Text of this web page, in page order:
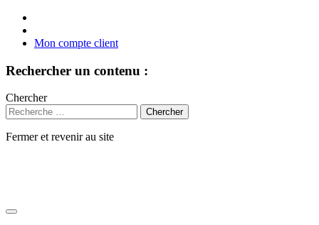
Mon compte client
Rechercher un contenu :
Chercher
Fermer et revenir au site